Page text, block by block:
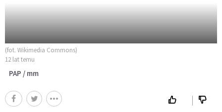
(fot. Wikimedia Commons)
12 lat temu
PAP / mm